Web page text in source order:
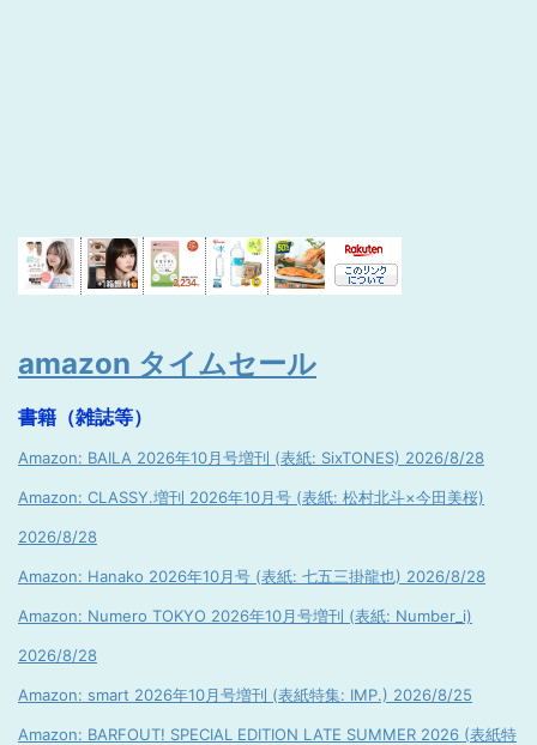
amazon タイムセール
書籍（雑誌等）
Amazon: BAILA 2026年10月号増刊 (表紙: SixTONES) 2026/8/28
Amazon: CLASSY.増刊 2026年10月号 (表紙: 松村北斗×今田美桜)
2026/8/28
Amazon: Hanako 2026年10月号 (表紙: 七五三掛龍也) 2026/8/28
Amazon: Numero TOKYO 2026年10月号増刊 (表紙: Number_i)
2026/8/28
Amazon: smart 2026年10月号増刊 (表紙特集: IMP.) 2026/8/25
Amazon: BARFOUT! SPECIAL EDITION LATE SUMMER 2026 (表紙特